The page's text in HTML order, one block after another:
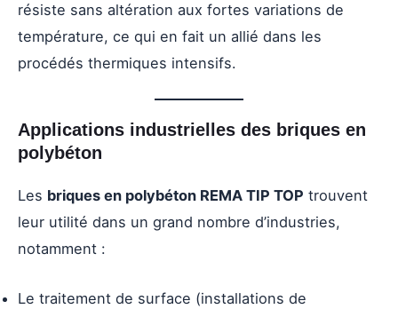
résiste sans altération aux fortes variations de
température, ce qui en fait un allié dans les
procédés thermiques intensifs.
Applications industrielles des briques en
polybéton
Les briques en polybéton REMA TIP TOP trouvent
leur utilité dans un grand nombre d’industries,
notamment :
Le traitement de surface (installations de